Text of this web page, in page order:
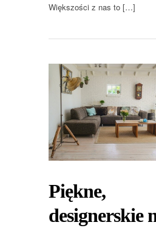
Większości z nas to […]
Piękne,
designerskie